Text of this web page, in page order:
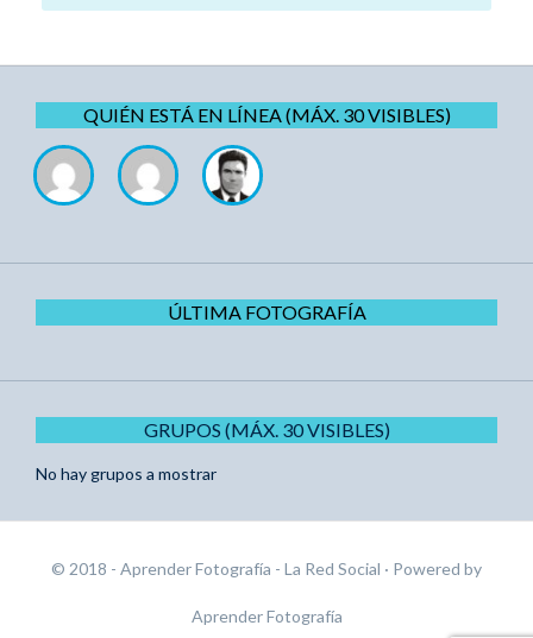
QUIÉN ESTÁ EN LÍNEA (MÁX. 30 VISIBLES)
ÚLTIMA FOTOGRAFÍA
GRUPOS (MÁX. 30 VISIBLES)
No hay grupos a mostrar
© 2018 - Aprender Fotografía - La Red Social · Powered by
Aprender Fotografía